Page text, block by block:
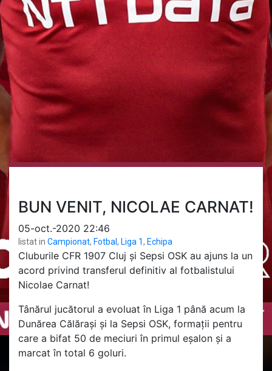
BUN VENIT, NICOLAE CARNAT!
05-oct.-2020 22:46
listat in Campionat, Fotbal, Liga 1, Echipa
Cluburile CFR 1907 Cluj și Sepsi OSK au ajuns la un
acord privind transferul definitiv al fotbalistului
Nicolae Carnat!
Tânărul jucătorul a evoluat în Liga 1 până acum la
Dunărea Călărași și la Sepsi OSK, formații pentru
care a bifat 50 de meciuri în primul eșalon și a
marcat în total 6 goluri.